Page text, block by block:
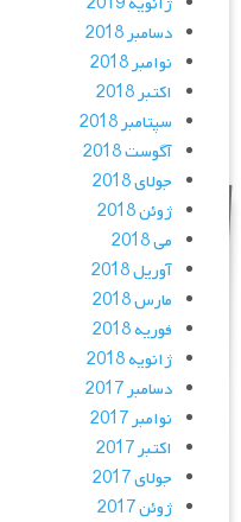
دسامبر 2018
نوامبر 2018
اکتبر 2018
سپتامبر 2018
آگوست 2018
جولای 2018
ژوئن 2018
می 2018
آوریل 2018
مارس 2018
فوریه 2018
ژانویه 2018
دسامبر 2017
نوامبر 2017
اکتبر 2017
جولای 2017
ژوئن 2017